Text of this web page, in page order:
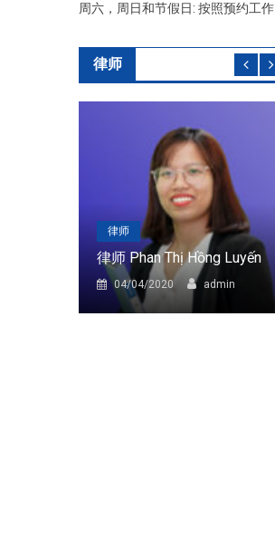
周六，周日和节假日: 按照预约工作
律师
律师
律师 Phan Thị Hồng Luyến
04/04/2020 admin